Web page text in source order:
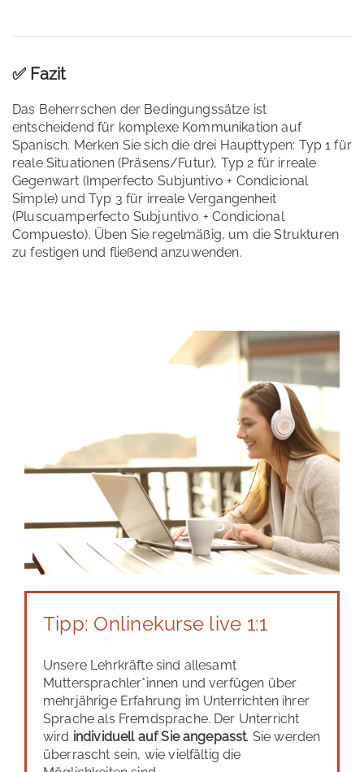
✅ Fazit
Das Beherrschen der Bedingungssätze ist
entscheidend für komplexe Kommunikation auf
Spanisch. Merken Sie sich die drei Haupttypen: Typ 1 für
reale Situationen (Präsens/Futur), Typ 2 für irreale
Gegenwart (Imperfecto Subjuntivo + Condicional
Simple) und Typ 3 für irreale Vergangenheit
(Pluscuamperfecto Subjuntivo + Condicional
Compuesto). Üben Sie regelmäßig, um die Strukturen
zu festigen und fließend anzuwenden.
Tipp: Onlinekurse live 1:1
Unsere Lehrkräfte sind allesamt
Muttersprachler*innen und verfügen über
mehrjährige Erfahrung im Unterrichten ihrer
Sprache als Fremdsprache. Der Unterricht
wird individuell auf Sie angepasst. Sie werden
überrascht sein, wie vielfältig die